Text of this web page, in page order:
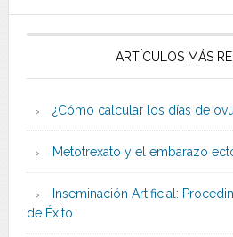
ARTÍCULOS MÁS
¿Cómo calcular los días de
Metotrexato y el embarazo
Inseminación Artificial:
de Éxito